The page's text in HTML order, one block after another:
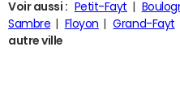
Voir aussi : Petit-Fayt
Sambre
Floyon Grand-Fayt
autre ville